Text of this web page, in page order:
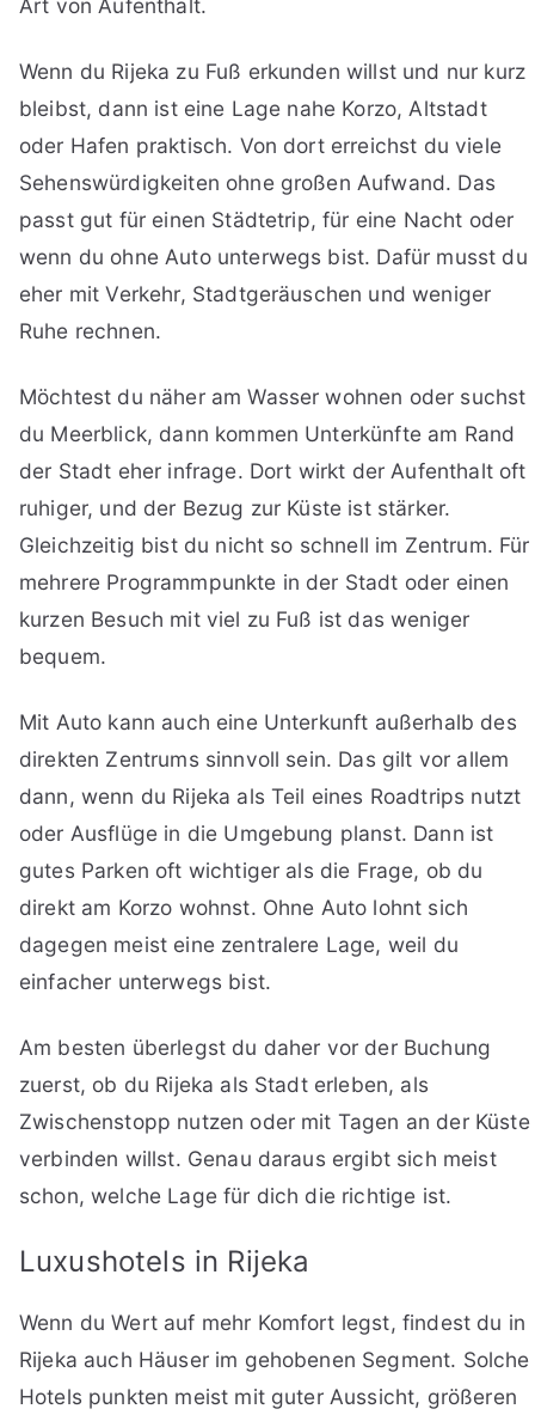
Art von Aufenthalt.
Wenn du Rijeka zu Fuß erkunden willst und nur kurz
bleibst, dann ist eine Lage nahe Korzo, Altstadt
oder Hafen praktisch. Von dort erreichst du viele
Sehenswürdigkeiten ohne großen Aufwand. Das
passt gut für einen Städtetrip, für eine Nacht oder
wenn du ohne Auto unterwegs bist. Dafür musst du
eher mit Verkehr, Stadtgeräuschen und weniger
Ruhe rechnen.
Möchtest du näher am Wasser wohnen oder suchst
du Meerblick, dann kommen Unterkünfte am Rand
der Stadt eher infrage. Dort wirkt der Aufenthalt oft
ruhiger, und der Bezug zur Küste ist stärker.
Gleichzeitig bist du nicht so schnell im Zentrum. Für
mehrere Programmpunkte in der Stadt oder einen
kurzen Besuch mit viel zu Fuß ist das weniger
bequem.
Mit Auto kann auch eine Unterkunft außerhalb des
direkten Zentrums sinnvoll sein. Das gilt vor allem
dann, wenn du Rijeka als Teil eines Roadtrips nutzt
oder Ausflüge in die Umgebung planst. Dann ist
gutes Parken oft wichtiger als die Frage, ob du
direkt am Korzo wohnst. Ohne Auto lohnt sich
dagegen meist eine zentralere Lage, weil du
einfacher unterwegs bist.
Am besten überlegst du daher vor der Buchung
zuerst, ob du Rijeka als Stadt erleben, als
Zwischenstopp nutzen oder mit Tagen an der Küste
verbinden willst. Genau daraus ergibt sich meist
schon, welche Lage für dich die richtige ist.
Luxushotels in Rijeka
Wenn du Wert auf mehr Komfort legst, findest du in
Rijeka auch Häuser im gehobenen Segment. Solche
Hotels punkten meist mit guter Aussicht, größeren